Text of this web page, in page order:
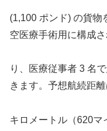
(1,100 ポンド) の貨物
空医療手術用に構成
り、医療従事者 3 名
きます。予想航続距
キロメートル（620マ